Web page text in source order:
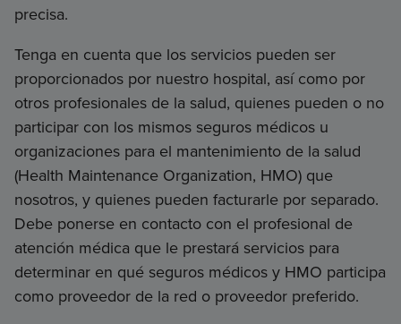
precisa.
Tenga en cuenta que los servicios pueden ser
proporcionados por nuestro hospital, así como por
otros profesionales de la salud, quienes pueden o no
participar con los mismos seguros médicos u
organizaciones para el mantenimiento de la salud
(Health Maintenance Organization, HMO) que
nosotros, y quienes pueden facturarle por separado.
Debe ponerse en contacto con el profesional de
atención médica que le prestará servicios para
determinar en qué seguros médicos y HMO participa
como proveedor de la red o proveedor preferido.